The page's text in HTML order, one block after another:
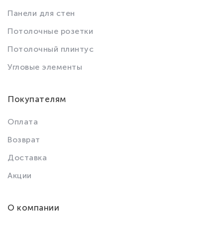
Панели для стен
Потолочные розетки
Потолочный плинтус
Угловые элементы
Покупателям
Оплата
Возврат
Доставка
Акции
О компании